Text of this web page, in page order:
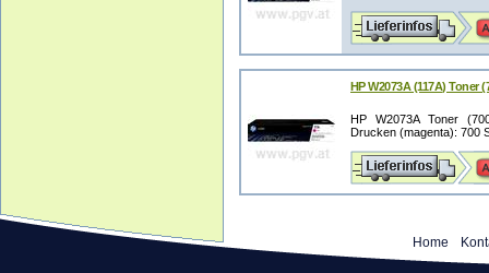
HP W2073A (117A) Toner
HP W2073A Toner
Drucken (magenta): 700
Home